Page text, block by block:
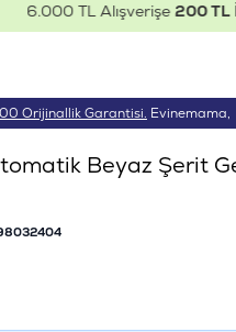
6.000 TL Alışverişe200 TL
Orijinallik Garantisi. Evinemama,
Beyaz Şerit